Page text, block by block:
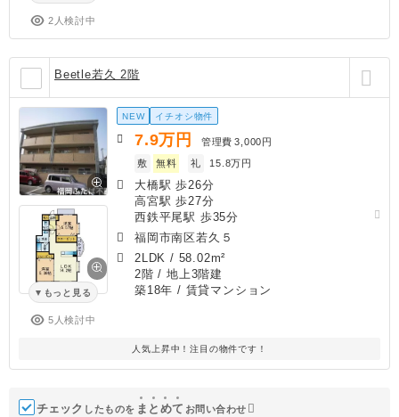
2人検討中
Beetle若久 2階
もっと見る
5人検討中
NEW イチオシ物件
7.9万円 管理費 3,000円
敷
無料 礼 15.8万円
大橋駅 歩26分
高宮駅 歩27分
西鉄平尾駅 歩35分
福岡市南区若久５
2LDK / 58.02m²
2階 / 地上3階建
築18年 / 賃貸マンション
人気上昇中！注目の物件です！
チェック したものを ま と めて お問い合わせ